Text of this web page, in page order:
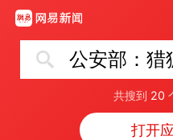
共搜到 20
打开